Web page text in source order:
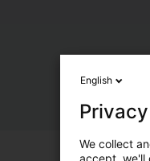
English
We collect
accept, we'll